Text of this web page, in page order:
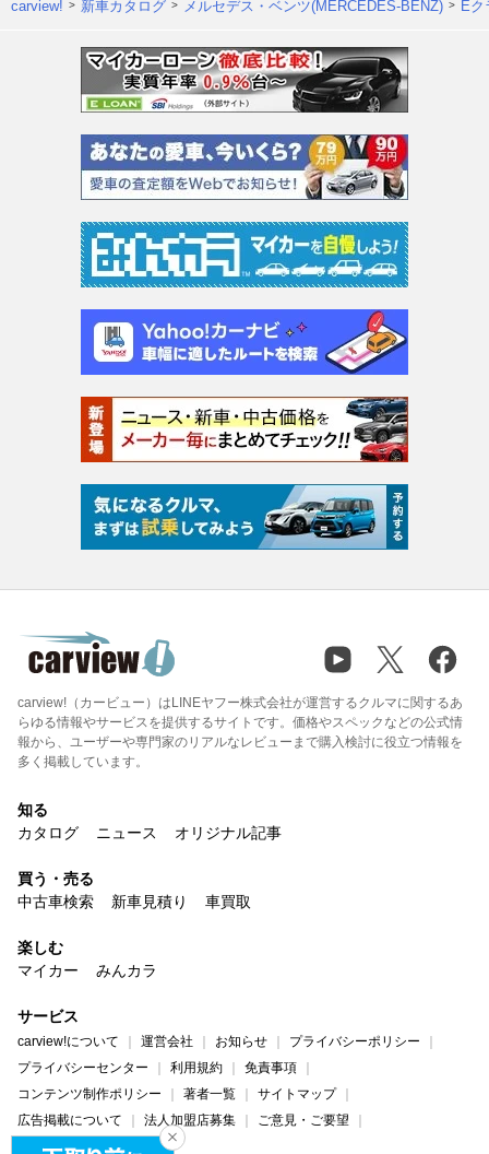
carview! 新車カタログ メルセデス・ベンツ(MERCEDES-BENZ) E
carview!（カービュー）はLINEヤフー株式会社が運営するクルマに関するあ
らゆる情報やサービスを提供するサイトです。価格やスペックなどの公式情
報から、ユーザーや専門家のリアルなレビューまで購入検討に役立つ情報を
多く掲載しています。
知る
カタログ
ニュース オリジナル記事
買う・売る
中古車検索
新車見積り 車買取
楽しむ
マイカー
みんカラ
サービス
carview!について 運営会社 お知らせ
プライバシーポリシー
プライバシーセンター
利用規約
免責事項
コンテンツ制作ポリシー
著者一覧
サイトマップ
広告掲載について
法人加盟店募集
ご意見・ご要望
ヘルプ・お問い合わせ